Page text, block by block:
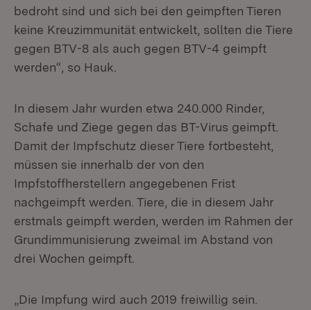
bedroht sind und sich bei den geimpften Tieren
keine Kreuzimmunität entwickelt, sollten die Tiere
gegen BTV-8 als auch gegen BTV-4 geimpft
werden“, so Hauk.
In diesem Jahr wurden etwa 240.000 Rinder,
Schafe und Ziege gegen das BT-Virus geimpft.
Damit der Impfschutz dieser Tiere fortbesteht,
müssen sie innerhalb der von den
Impfstoffherstellern angegebenen Frist
nachgeimpft werden. Tiere, die in diesem Jahr
erstmals geimpft werden, werden im Rahmen der
Grundimmunisierung zweimal im Abstand von
drei Wochen geimpft.
„Die Impfung wird auch 2019 freiwillig sein.